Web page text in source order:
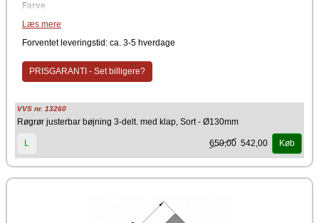
Farve
Sort
Producent
TermaTech
Læs mere
Forventet leveringstid: ca. 3-5 hverdage
PRISGARANTI - Set billigere?
VVS nr. 13260
Røgrør justerbar bøjning 3-delt. med klap, Sort - Ø130mm
L 650,00 542,00 Køb